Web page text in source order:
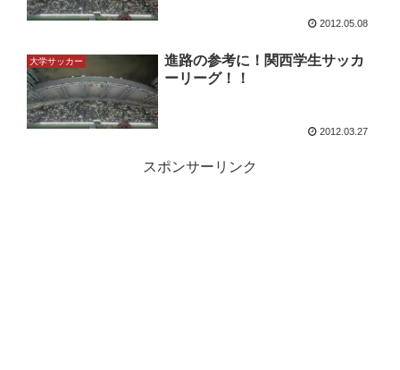
2012.05.08
大学サッカー
進路の参考に！関西学生サッカ
ーリーグ！！
2012.03.27
スポンサーリンク